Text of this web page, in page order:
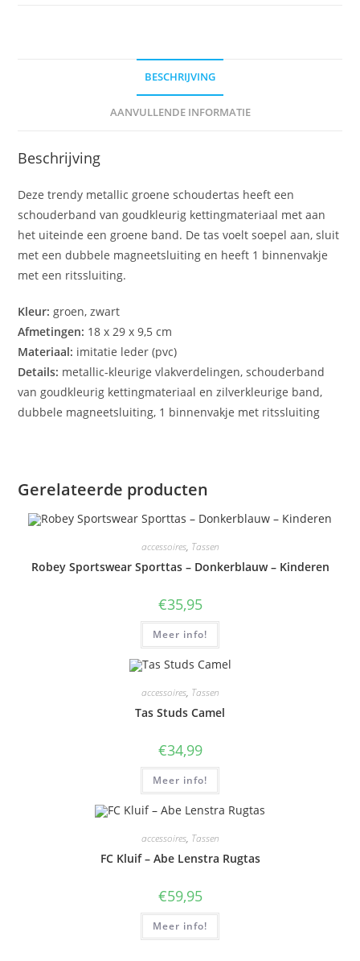
BESCHRIJVING
AANVULLENDE INFORMATIE
Beschrijving
Deze trendy metallic groene schoudertas heeft een
schouderband van goudkleurig kettingmateriaal met aan
het uiteinde een groene band. De tas voelt soepel aan, sluit
met een dubbele magneetsluiting en heeft 1 binnenvakje
met een ritssluiting.
Kleur: groen, zwart
Afmetingen: 18 x 29 x 9,5 cm
Materiaal: imitatie leder (pvc)
Details: metallic-kleurige vlakverdelingen, schouderband
van goudkleurig kettingmateriaal en zilverkleurige band,
dubbele magneetsluiting, 1 binnenvakje met ritssluiting
Gerelateerde producten
accessoires, Tassen
Robey Sportswear Sporttas – Donkerblauw – Kinderen
€35,95
Meer info!
accessoires, Tassen
Tas Studs Camel
€34,99
Meer info!
accessoires, Tassen
FC Kluif – Abe Lenstra Rugtas
€59,95
Meer info!